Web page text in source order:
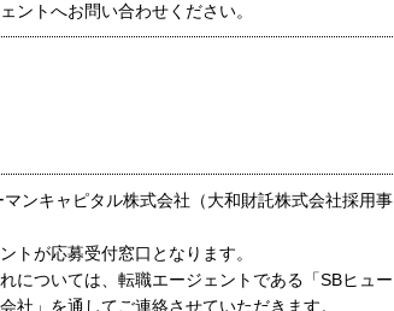
ントへお問い合わせください。
ンキャピタル株式会社（大和財託株式会社採用事
トが応募受付窓口となります。
については、転職エージェントである「SBヒュー
社」を通してご連絡させていただきます。